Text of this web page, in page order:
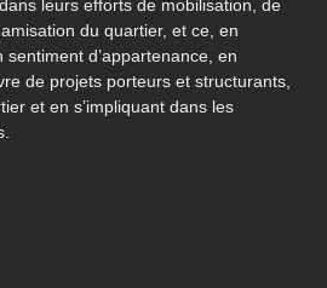
leurs efforts de mobilisation, de
du quartier, et ce, en
sentiment d’appartenance, en
de projets porteurs et structurants,
et en s’impliquant dans les